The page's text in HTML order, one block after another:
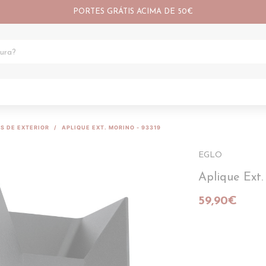
PORTES GRÁTIS ACIMA DE 50€
DE EXTERIOR APLIQUE EXT. MORINO - 93319
EGLO
Aplique Ext.
59,90€